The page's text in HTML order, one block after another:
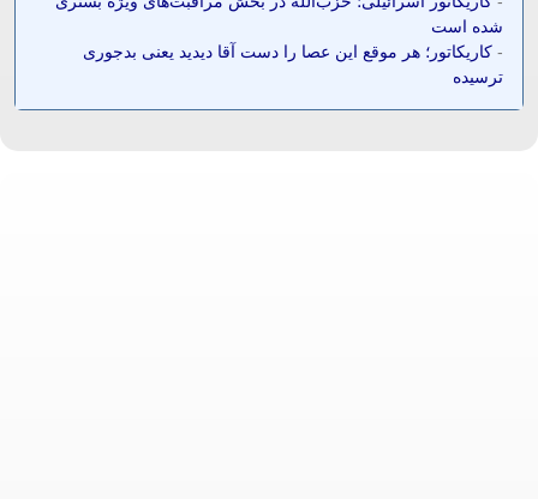
شده است
- کاریکاتور؛ هر موقع این عصا را دست آقا دیدید یعنی بدجوری
ترسیده